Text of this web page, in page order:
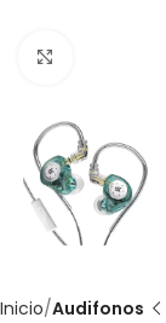
Inicio Audifonos